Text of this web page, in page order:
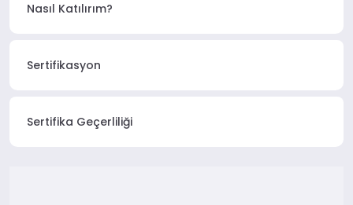
Nasıl Katılırım?
Sertifikasyon
Sertifika Geçerliliği